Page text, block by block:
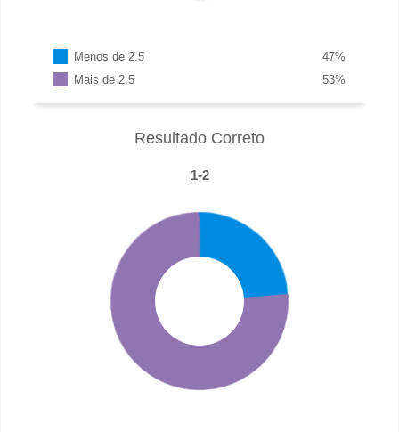
Menos de 2.5 %
47
Mais de 2.5
%
53
Resultado Correto
1-2